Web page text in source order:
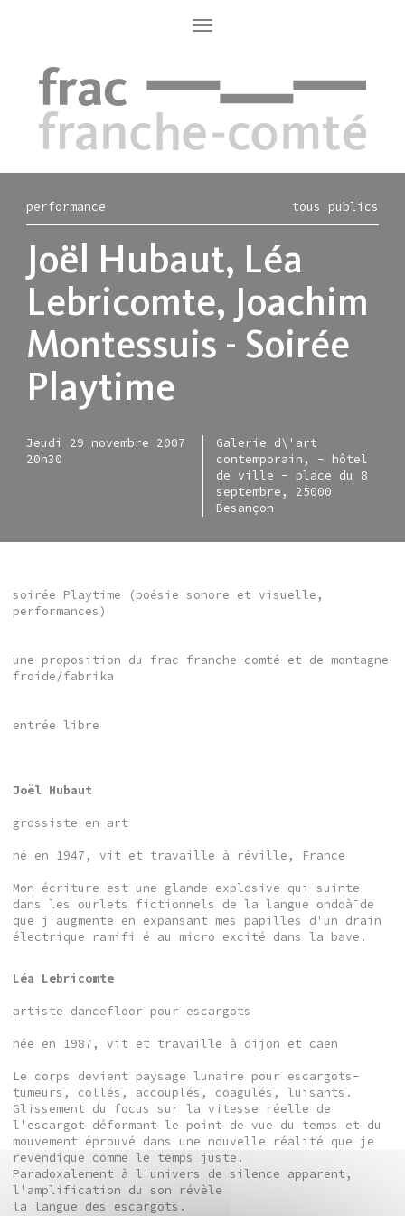
Toggle
navigation
performance tous publics
Joël Hubaut, Léa
Lebricomte, Joachim
Montessuis - Soirée
Playtime
Jeudi 29 novembre 2007
20h30
Galerie d\'art
contemporain, - hôtel
de ville - place du 8
septembre, 25000
Besançon
soirée Playtime (poésie sonore et visuelle,
performances)
une proposition du frac franche-comté et de montagne
froide/fabrika
entrée libre
Joël Hubaut
grossiste en art
né en 1947, vit et travaille à réville, France
Mon écriture est une glande explosive qui suinte
dans les ourlets fictionnels de la langue ondoà¯de
que j'augmente en expansant mes papilles d'un drain
électrique ramifi é au micro excité dans la bave.
Léa Lebricomte
artiste dancefloor pour escargots
née en 1987, vit et travaille à dijon et caen
Le corps devient paysage lunaire pour escargots-
tumeurs, collés, accouplés, coagulés, luisants.
Glissement du focus sur la vitesse réelle de
l'escargot déformant le point de vue du temps et du
mouvement éprouvé dans une nouvelle réalité que je
revendique comme le temps juste.
Paradoxalement à l'univers de silence apparent,
l'amplification du son révèle
la langue des escargots.